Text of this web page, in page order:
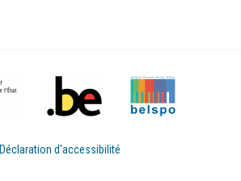
Déclaration d'accessibilité